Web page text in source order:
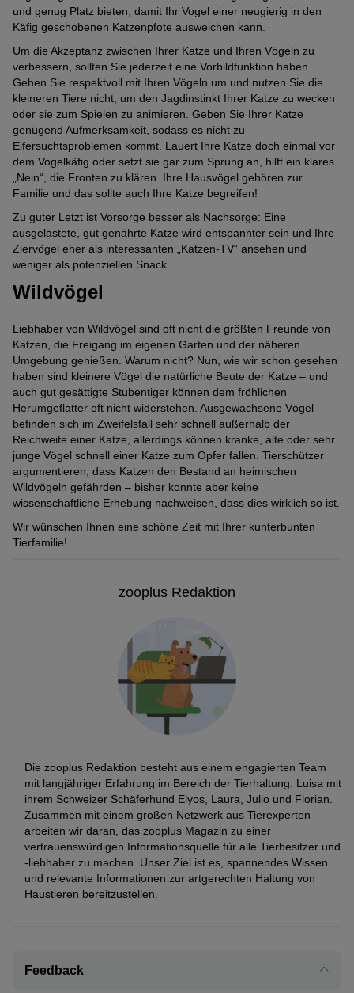
und genug Platz bieten, damit Ihr Vogel einer neugierig in den
Käfig geschobenen Katzenpfote ausweichen kann.
Um die Akzeptanz zwischen Ihrer Katze und Ihren Vögeln zu
verbessern, sollten Sie jederzeit eine Vorbildfunktion haben.
Gehen Sie respektvoll mit Ihren Vögeln um und nutzen Sie die
kleineren Tiere nicht, um den Jagdinstinkt Ihrer Katze zu wecken
oder sie zum Spielen zu animieren. Geben Sie Ihrer Katze
genügend Aufmerksamkeit, sodass es nicht zu
Eifersuchtsproblemen kommt. Lauert Ihre Katze doch einmal vor
dem Vogelkäfig oder setzt sie gar zum Sprung an, hilft ein klares
„Nein“, die Fronten zu klären. Ihre Hausvögel gehören zur
Familie und das sollte auch Ihre Katze begreifen!
Zu guter Letzt ist Vorsorge besser als Nachsorge: Eine
ausgelastete, gut genährte Katze wird entspannter sein und Ihre
Ziervögel eher als interessanten „Katzen-TV“ ansehen und
weniger als potenziellen Snack.
Wildvögel
Liebhaber von Wildvögel sind oft nicht die größten Freunde von
Katzen, die Freigang im eigenen Garten und der näheren
Umgebung genießen. Warum nicht? Nun, wie wir schon gesehen
haben sind kleinere Vögel die natürliche Beute der Katze – und
auch gut gesättigte Stubentiger können dem fröhlichen
Herumgeflatter oft nicht widerstehen. Ausgewachsene Vögel
befinden sich im Zweifelsfall sehr schnell außerhalb der
Reichweite einer Katze, allerdings können kranke, alte oder sehr
junge Vögel schnell einer Katze zum Opfer fallen. Tierschützer
argumentieren, dass Katzen den Bestand an heimischen
Wildvögeln gefährden – bisher konnte aber keine
wissenschaftliche Erhebung nachweisen, dass dies wirklich so ist.
Wir wünschen Ihnen eine schöne Zeit mit Ihrer kunterbunten
Tierfamilie!
zooplus Redaktion
Die zooplus Redaktion besteht aus einem engagierten Team
mit langjähriger Erfahrung im Bereich der Tierhaltung: Luisa mit
ihrem Schweizer Schäferhund Elyos, Laura, Julio und Florian.
Zusammen mit einem großen Netzwerk aus Tierexperten
arbeiten wir daran, das zooplus Magazin zu einer
vertrauenswürdigen Informationsquelle für alle Tierbesitzer und
-liebhaber zu machen. Unser Ziel ist es, spannendes Wissen
und relevante Informationen zur artgerechten Haltung von
Haustieren bereitzustellen.
Feedback